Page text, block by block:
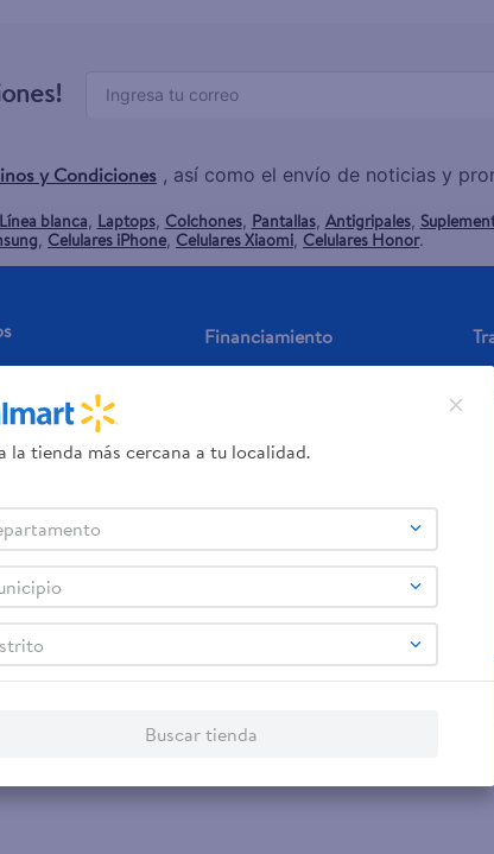
y Condiciones , así como el envío de noticias y
Línea blanca, Laptops, Colchones, Pantallas, Antigripales,
, Celulares iPhone, Celulares Xiaomi, Celulares Honor.
Financiamiento
la tienda más cercana a tu localidad.
Buscar tienda